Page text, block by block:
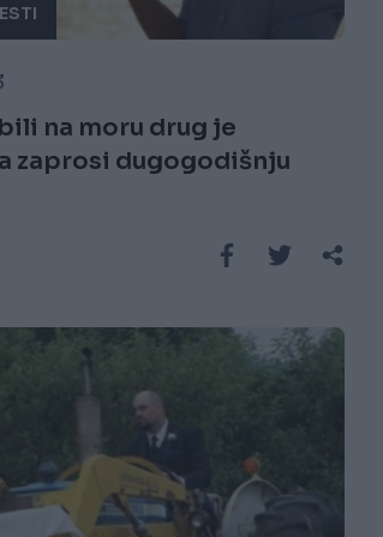
na moru drug je
zaprosi dugogodišnju